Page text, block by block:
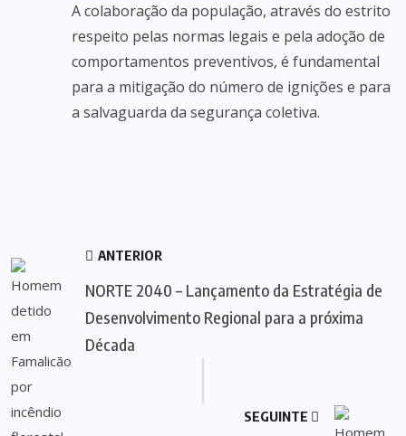
A colaboração da população, através do estrito
respeito pelas normas legais e pela adoção de
comportamentos preventivos, é fundamental
para a mitigação do número de ignições e para
a salvaguarda da segurança coletiva.
ANTERIOR
NORTE 2040 – Lançamento da Estratégia de
Desenvolvimento Regional para a próxima
Década
SEGUINTE